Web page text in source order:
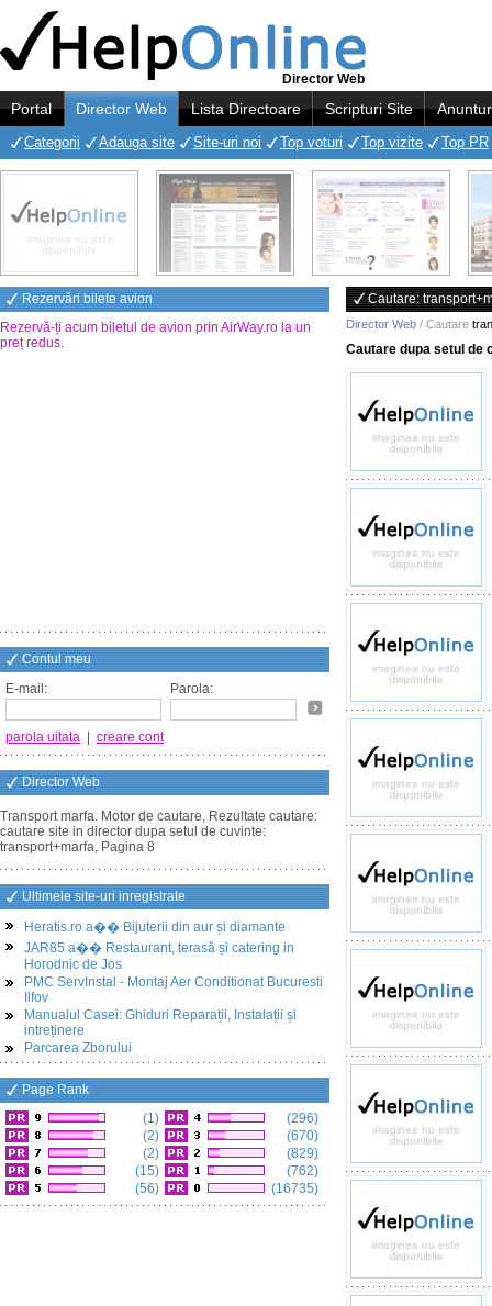
Director Web
Portal Director Web Lista Directoare Scripturi Site
Categorii Adauga site Site-uri noi Top voturi Top vizite Top PR
Rezervări bilete avion
Rezervă-ți acum biletul de avion prin AirWay.ro la un
preț redus.
Contul meu
E-mail:
Parola:
parola uitata creare cont
Director Web
Transport marfa. Motor de cautare, Rezultate cautare:
cautare site in director dupa setul de cuvinte:
transport+marfa, Pagina 8
Ultimele site-uri inregistrate
Heratis.ro a�� Bijuterii din aur și diamante
JAR85 a�� Restaurant, terasă și catering in
Horodnic de Jos
PMC ServInstal - Montaj Aer Conditionat Bucuresti
Ilfov
Manualul Casei: Ghiduri Reparații, Instalații și
intreținere
Parcarea Zborului
Page Rank
(1)
(2)
(2)
(15)
(56)
(296)
(670)
(829)
(762)
(16735)
Cautare:
Director Web / Cautare
Cautare dupa setul de